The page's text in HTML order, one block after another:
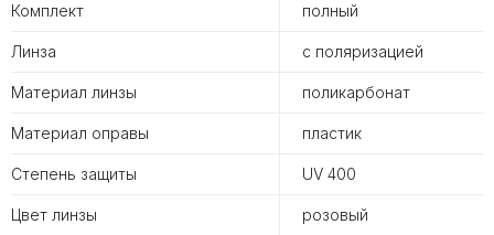
Комплект полный
Линза с поляризацией
Материал линзы поликарбонат
Материал оправы пластик
Степень защиты UV 400
Цвет линзы розовый